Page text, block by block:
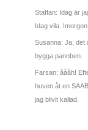
Staffan: Idag är
Idag vila.
Susanna: Ja, det
bygga pannben.
Farsan: åååh!
huven åt en
jag blivit kallad.